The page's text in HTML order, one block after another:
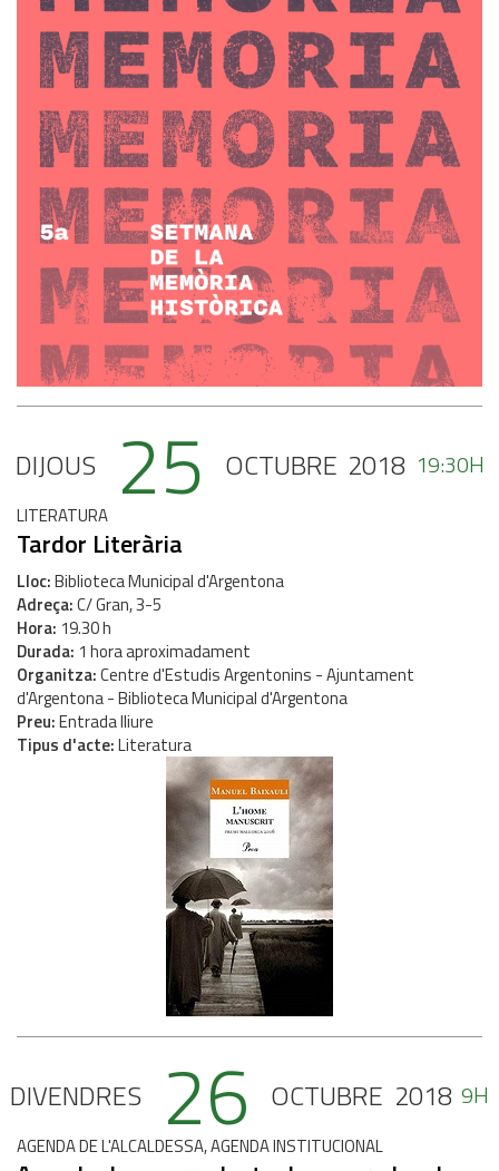
DIJOUS 25 OCTUBRE 2018 19:30H
LITERATURA
Tardor Literària
Lloc Biblioteca Municipal d'Argentona
Adreça C/ Gran, 3-5
Hora 19.30 h
Durada 1 hora aproximadament
Organitza Centre d'Estudis Argentonins - Ajuntament
d'Argentona - Biblioteca Municipal d'Argentona
Preu Entrada lliure
Tipus d'acte Literatura
DIVENDRES 26 OCTUBRE 2018 9H
AGENDA DE L'ALCALDESSA, AGENDA INSTITUCIONAL